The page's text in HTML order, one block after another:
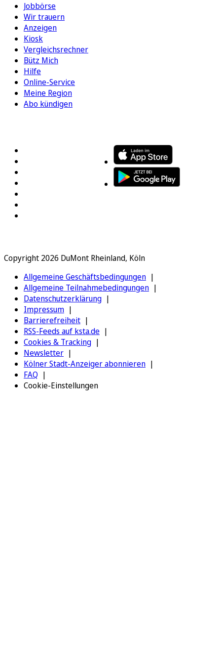
Jobbörse
Wir trauern
Anzeigen
Kiosk
Vergleichsrechner
Bütz Mich
Hilfe
Online-Service
Meine Region
Abo kündigen
Copyright 2026 DuMont Rheinland, Köln
Allgemeine Geschäftsbedingungen
Allgemeine Teilnahmebedingungen
Datenschutzerklärung
Impressum
Barrierefreiheit
RSS-Feeds auf ksta.de
Cookies & Tracking
Newsletter
Kölner Stadt-Anzeiger abonnieren
FAQ
Cookie-Einstellungen